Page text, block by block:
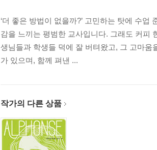
‘더 좋은 방법이 없을까?’ 고민하는 탓에 수
감을 느끼는 평범한 교사입니다. 그래도 커피
생님들과 학생들 덕에 잘 버텨왔고, 그 고마
가 있으며, 함께 펴낸 ...
작가의 다른 상품